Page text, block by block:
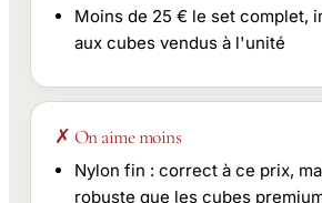
Moins de 25 € le set complet,
aux cubes vendus à l'unité
✗ On aime moins
Nylon fin : correct à ce prix,
robuste que les cubes